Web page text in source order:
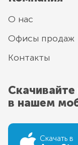
О нас
Офисы продаж
Контакты
в нашем
Скачать в